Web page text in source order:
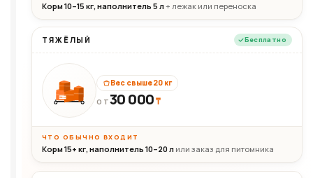
Корм 10–15 кг, наполнитель 5 л+ лежак или переноска
ТЯЖЁЛЫЙ Бесплатно
30+кг
Вес свыше 20 кг
ОТ30 000₸
ЧТО ОБЫЧНО ВХОДИТ
Корм 15+ кг, наполнитель 10–20 л или заказ для питомника